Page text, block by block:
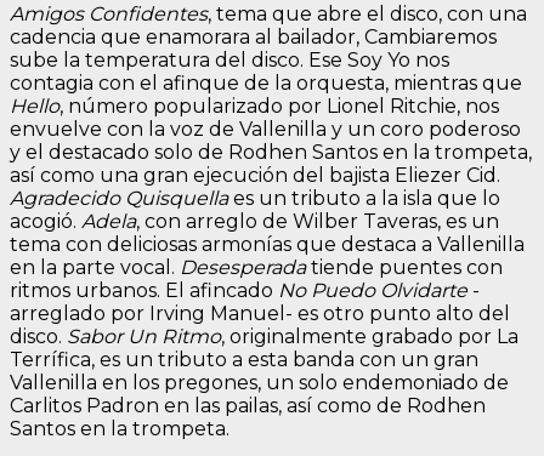
Amigos Confidentes, tema que abre el disco, con una
cadencia que enamorara al bailador, Cambiaremos
sube la temperatura del disco. Ese Soy Yo nos
contagia con el afinque de la orquesta, mientras que
Hello, número popularizado por Lionel Ritchie, nos
envuelve con la voz de Vallenilla y un coro poderoso
y el destacado solo de Rodhen Santos en la trompeta,
así como una gran ejecución del bajista Eliezer Cid.
Agradecido Quisquellaes un tributo a la isla que lo
acogió. Adela, con arreglo de Wilber Taveras, es un
tema con deliciosas armonías que destaca a Vallenilla
en la parte vocal. Desesperadatiende puentes con
ritmos urbanos. El afincado No Puedo Olvidarte-
arreglado por Irving Manuel- es otro punto alto del
disco. Sabor Un Ritmo, originalmente grabado por La
Terrífica, es un tributo a esta banda con un gran
Vallenilla en los pregones, un solo endemoniado de
Carlitos Padron en las pailas, así como de Rodhen
Santos en la trompeta.